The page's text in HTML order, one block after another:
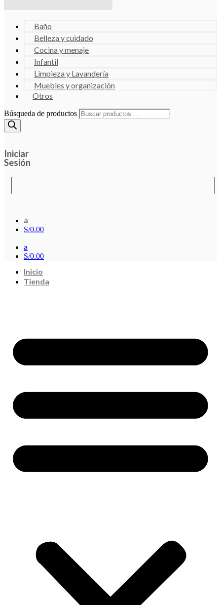
Baño
Belleza y cuidado
Cocina y menaje
Infantil
Limpieza y Lavandería
Muebles y organización
Otros
Búsqueda de productos
Iniciar
Sesión
a
S/0.00
a
S/0.00
Inicio
Tienda